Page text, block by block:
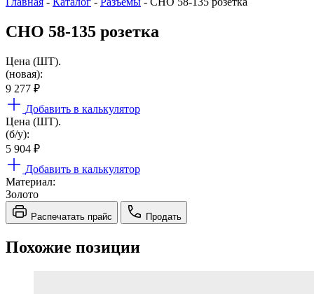
СНО 58-135 розетка
Цена (ШТ).
(новая):
9 277 ₽
Добавить в калькулятор
Цена (ШТ).
(б/у):
5 904 ₽
Добавить в калькулятор
Материал:
Золото
Распечатать прайс Продать
Похожие позиции